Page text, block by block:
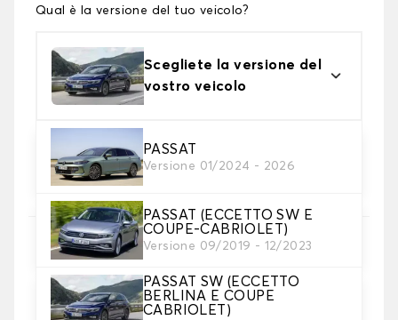
Qual è la versione del tuo veicolo?
Scegliete la versione del
vostro veicolo
PASSAT
Versione 01/2024 - 2026
PASSAT (ECCETTO SW E
COUPE-CABRIOLET)
Versione 09/2019 - 12/2023
PASSAT SW (ECCETTO
BERLINA E COUPE
CABRIOLET)
2. Finitura a calza
Scegli le calze da neve adatte alle tue necessità
3. Dimensioni
Inserire le dimensioni del pneumatico
Dove posso trovare le misure dei pneumatici?